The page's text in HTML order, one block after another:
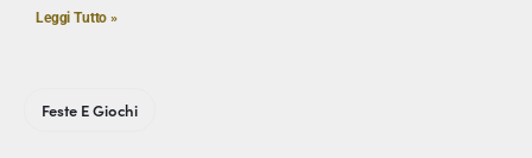
Leggi Tutto »
Feste E Giochi